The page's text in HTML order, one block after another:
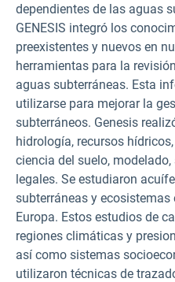
dependientes de las aguas
GENESIS integró los
preexistentes y nuevos en
herramientas para la
aguas subterráneas. Esta
utilizarse para mejorar la
subterráneos. Genesis
hidrología, recursos
ciencia del suelo,
legales. Se estudiaron
subterráneas y ecosistemas
Europa. Estos estudios de
regiones climáticas y
así como sistemas
utilizaron técnicas de